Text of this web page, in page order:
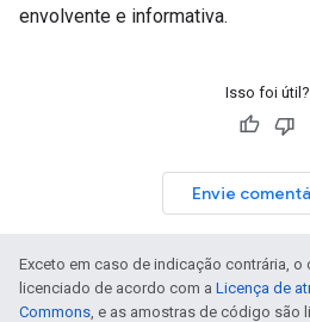
envolvente e informativa.
Isso foi útil?
Envie
Exceto em caso de indicação contrária,
licenciado de acordo com a Licença de
Commons , e as amostras de código